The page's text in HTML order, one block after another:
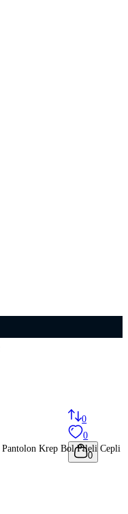
0
0
0
Pantolon Krep Bol Pileli Cepli